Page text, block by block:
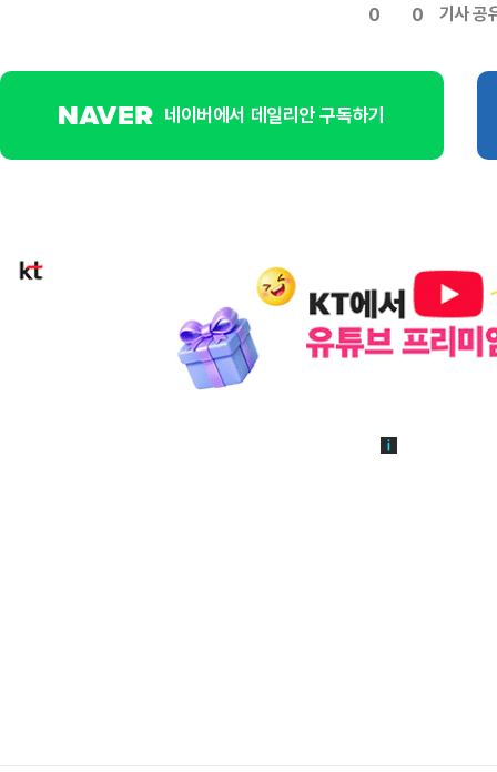
0 0 기사 공
네이버에서 데일리안 구독하기